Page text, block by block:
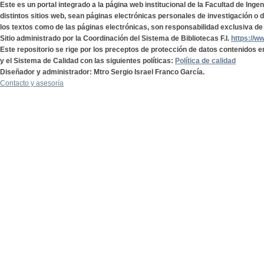
Este es un portal integrado a la página web institucional de la Facultad de
distintos sitios web, sean páginas electrónicas personales de investigación o
los textos como de las páginas electrónicas, son responsabilidad exclusiva
Sitio administrado por la Coordinación del Sistema de Bibliotecas F.I. https://
Este repositorio se rige por los preceptos de protección de datos contenidos
y el Sistema de Calidad con las siguientes políticas: Política de calidad
Diseñador y administrador: Mtro Sergio Israel Franco García.
Contacto y asesoría